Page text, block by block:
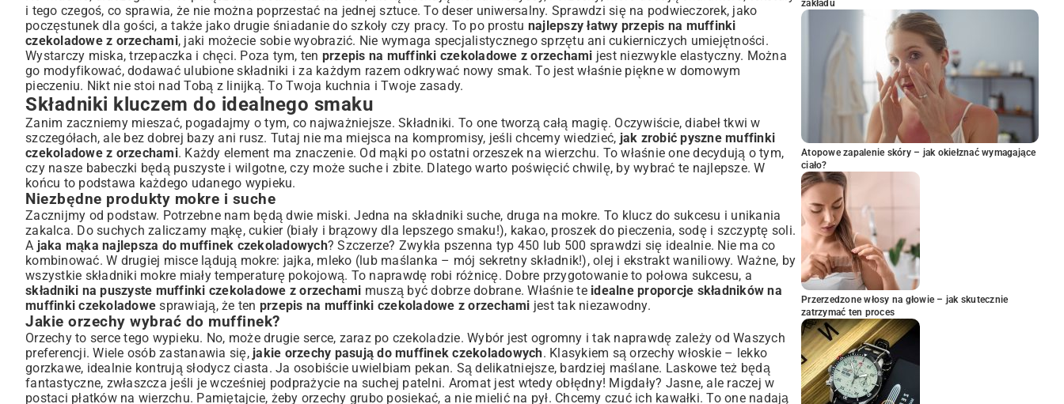
Idealne pieczenie – temperatura i czas
Wariacje smakowe i dodatki: Niech poniesie Cię fantazja!
Opcje bezglutenowe i wegańskie
Jakie owoce pasują do czekolady i orzechów?
Często zadawane pytania i porady ekspertów
Jak przechowywać muffinki, aby były świeże?
Dlaczego muffinki nie rosną lub są zakalcem?
Podsumowanie: Twoje domowe muffinki czekoladowe z orzechami
i tego czegoś, co sprawia, że nie można poprzestać na jednej sztuce. To deser uniwersalny. Sprawdzi się na podwieczorek, jako
poczęstunek dla gości, a także jako drugie śniadanie do szkoły czy pracy. To po prostu najlepszy łatwy przepis na muffinki
czekoladowe z orzechami, jaki możecie sobie wyobrazić. Nie wymaga specjalistycznego sprzętu ani cukierniczych umiejętności.
Wystarczy miska, trzepaczka i chęci. Poza tym, ten przepis na muffinki czekoladowe z orzechami jest niezwykle elastyczny. Można
go modyfikować, dodawać ulubione składniki i za każdym razem odkrywać nowy smak. To jest właśnie piękne w domowym
pieczeniu. Nikt nie stoi nad Tobą z linijką. To Twoja kuchnia i Twoje zasady.
Składniki kluczem do idealnego smaku
Zanim zaczniemy mieszać, pogadajmy o tym, co najważniejsze. Składniki. To one tworzą całą magię. Oczywiście, diabeł tkwi w
szczegółach, ale bez dobrej bazy ani rusz. Tutaj nie ma miejsca na kompromisy, jeśli chcemy wiedzieć, jak zrobić pyszne muffinki
czekoladowe z orzechami. Każdy element ma znaczenie. Od mąki po ostatni orzeszek na wierzchu. To właśnie one decydują o tym,
czy nasze babeczki będą puszyste i wilgotne, czy może suche i zbite. Dlatego warto poświęcić chwilę, by wybrać te najlepsze. W
końcu to podstawa każdego udanego wypieku.
Niezbędne produkty mokre i suche
Zacznijmy od podstaw. Potrzebne nam będą dwie miski. Jedna na składniki suche, druga na mokre. To klucz do sukcesu i unikania
zakalca. Do suchych zaliczamy mąkę, cukier (biały i brązowy dla lepszego smaku!), kakao, proszek do pieczenia, sodę i szczyptę soli.
A jaka mąka najlepsza do muffinek czekoladowych? Szczerze? Zwykła pszenna typ 450 lub 500 sprawdzi się idealnie. Nie ma co
kombinować. W drugiej misce lądują mokre: jajka, mleko (lub maślanka – mój sekretny składnik!), olej i ekstrakt waniliowy. Ważne, by
wszystkie składniki mokre miały temperaturę pokojową. To naprawdę robi różnicę. Dobre przygotowanie to połowa sukcesu, a
składniki na puszyste muffinki czekoladowe z orzechami muszą być dobrze dobrane. Właśnie te idealne proporcje składników na
muffinki czekoladowe sprawiają, że ten przepis na muffinki czekoladowe z orzechami jest tak niezawodny.
Jakie orzechy wybrać do muffinek?
Orzechy to serce tego wypieku. No, może drugie serce, zaraz po czekoladzie. Wybór jest ogromny i tak naprawdę zależy od Waszych
preferencji. Wiele osób zastanawia się, jakie orzechy pasują do muffinek czekoladowych. Klasykiem są orzechy włoskie – lekko
gorzkawe, idealnie kontrują słodycz ciasta. Ja osobiście uwielbiam pekan. Są delikatniejsze, bardziej maślane. Laskowe też będą
fantastyczne, zwłaszcza jeśli je wcześniej podprażycie na suchej patelni. Aromat jest wtedy obłędny! Migdały? Jasne, ale raczej w
postaci płatków na wierzchu. Pamiętajcie, żeby orzechy grubo posiekać, a nie mielić na pył. Chcemy czuć ich kawałki. To one nadają
zakładu
Atopowe zapalenie skóry – jak okiełznać wymagające
ciało?
Przerzedzone włosy na głowie – jak skutecznie
zatrzymać ten proces